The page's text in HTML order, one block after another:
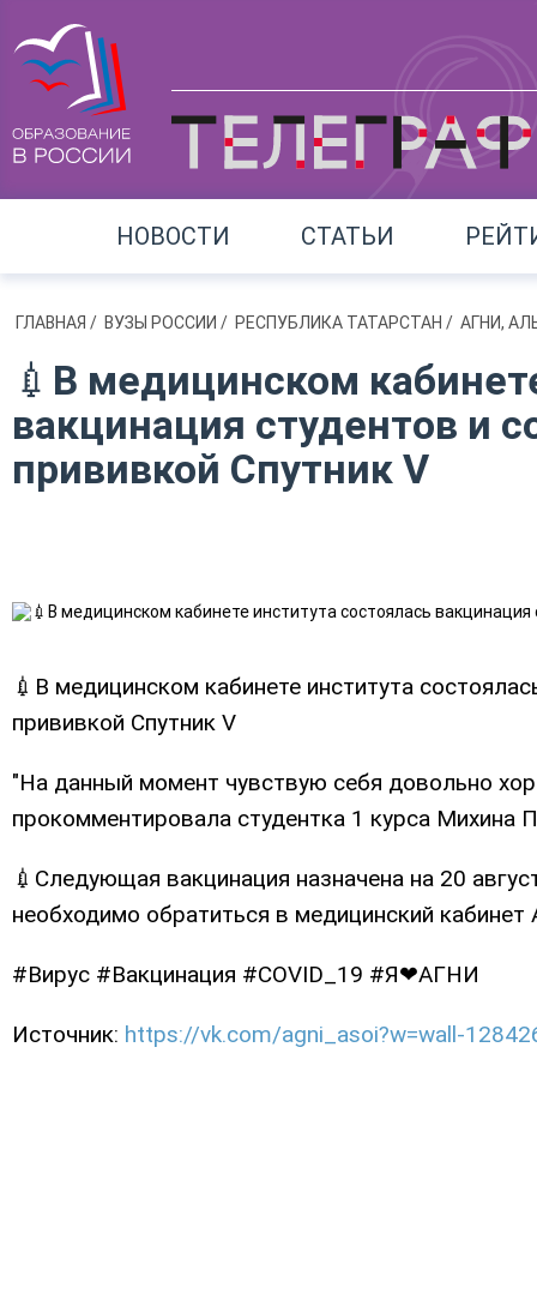
НОВОСТИ СТАТЬИ
ГЛАВНАЯ / ВУЗЫ РОССИИ / РЕСПУБЛИКА ТАТАРСТАН / АГНИ,
💉В медицинском
вакцинация студентов и
прививкой Спутник V
💉В медицинском кабинете института
прививкой Спутник V
"На данный момент чувствую себя довольно
прокомментировала студентка 1 курса Михина
💉Следующая вакцинация назначена на 20
необходимо обратиться в медицинский
#Вирус #Вакцинация #COVID_19 #Я❤АГНИ
Источник: https://vk.com/agni_asoi?w=wall-